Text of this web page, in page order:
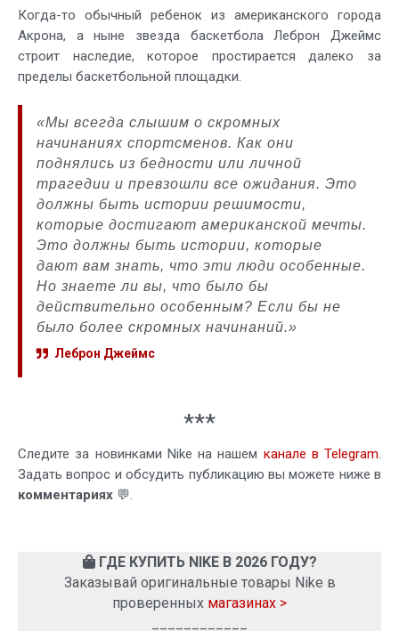
Когда-то обычный ребенок из американского города
Акрона, а ныне звезда баскетбола Леброн Джеймс
строит наследие, которое простирается далеко за
пределы баскетбольной площадки.
«Мы всегда слышим о скромных
начинаниях спортсменов. Как они
поднялись из бедности или личной
трагедии и превзошли все ожидания. Это
должны быть истории решимости,
которые достигают американской мечты.
Это должны быть истории, которые
дают вам знать, что эти люди особенные.
Но знаете ли вы, что было бы
действительно особенным? Если бы не
было более скромных начинаний.»
Леброн Джеймс
***
Следите за новинками Nike на нашем канале в Telegram.
Задать вопрос и обсудить публикацию вы можете ниже в
комментариях 💬.
ГДЕ КУПИТЬ NIKE В 2026 ГОДУ?
Заказывай оригинальные товары Nike в
проверенных магазинах >